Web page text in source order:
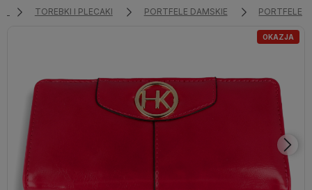
Wybierz coś dla siebie z naszej aktualnej oferty lub
zaloguj się, aby przywrócić dodane produkty do listy
z poprzedniej sesji.
TOREBKI I PLECAKI PORTFELE DAMSKIE PORTFELE
OKAZJA